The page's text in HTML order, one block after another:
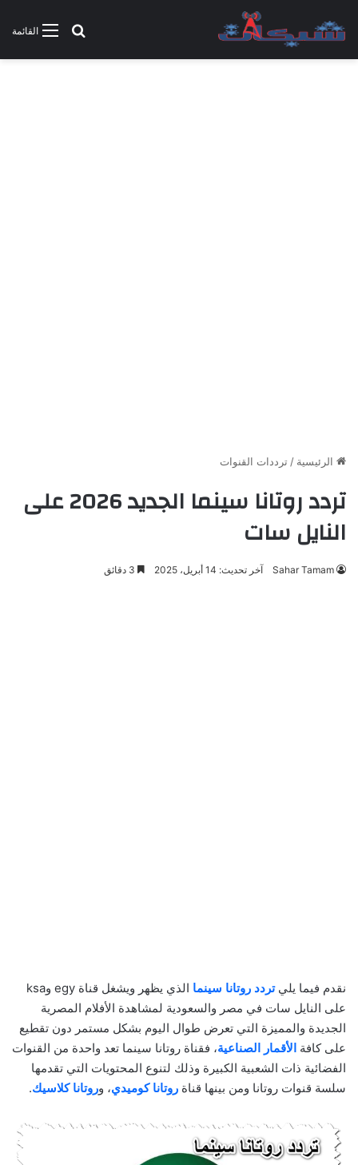
القائمةبحث عن
الرئيسية / ترددات القنوات
تردد روتانا سينما الجديد 2026 على
النايل سات
Sahar Tamam آخر تحديث: 14 أبريل، 2025
نقدم فيما يليتردد روتانا سينما
الذي يظهر ويشغل قناة egy وksa
على النايل سات في مصر والسعودية لمشاهدة الأفلام المصرية
الجديدة والمميزة التي تعرض طوال اليوم بشكل مستمر دون تقطيع
على كافة الأقمار الصناعية، فقناة روتانا سينما تعد واحدة من القنوات
الفضائية ذات الشعبية الكبيرة وذلك لتنوع المحتويات التي تقدمها
سلسة قنوات روتانا ومن بينها قناة روتانا كوميدي، وروتانا كلاسيك.